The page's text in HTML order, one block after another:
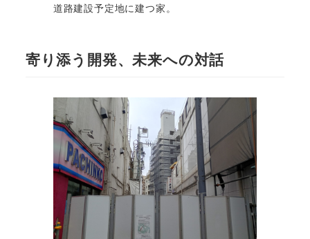
道路建設予定地に建つ家。
寄り添う開発、未来への対話